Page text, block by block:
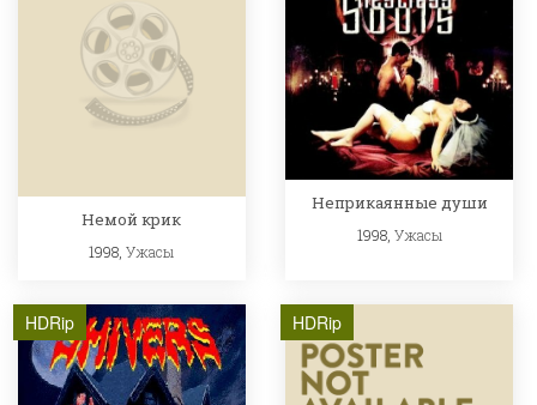
Немой крик
1998,Ужасы
Неприкаянные души
1998, Ужасы
HDRip HDRip